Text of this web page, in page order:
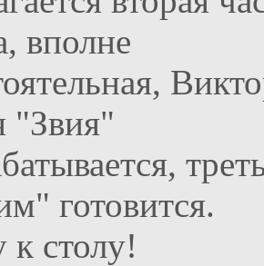
вполне
"Звия"
готовится.
столу!